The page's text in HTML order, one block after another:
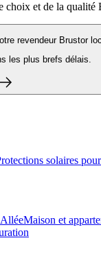
choix et de la qualité
revendeur Brustor
les plus brefs délais.
solaires
AlléeMaison et